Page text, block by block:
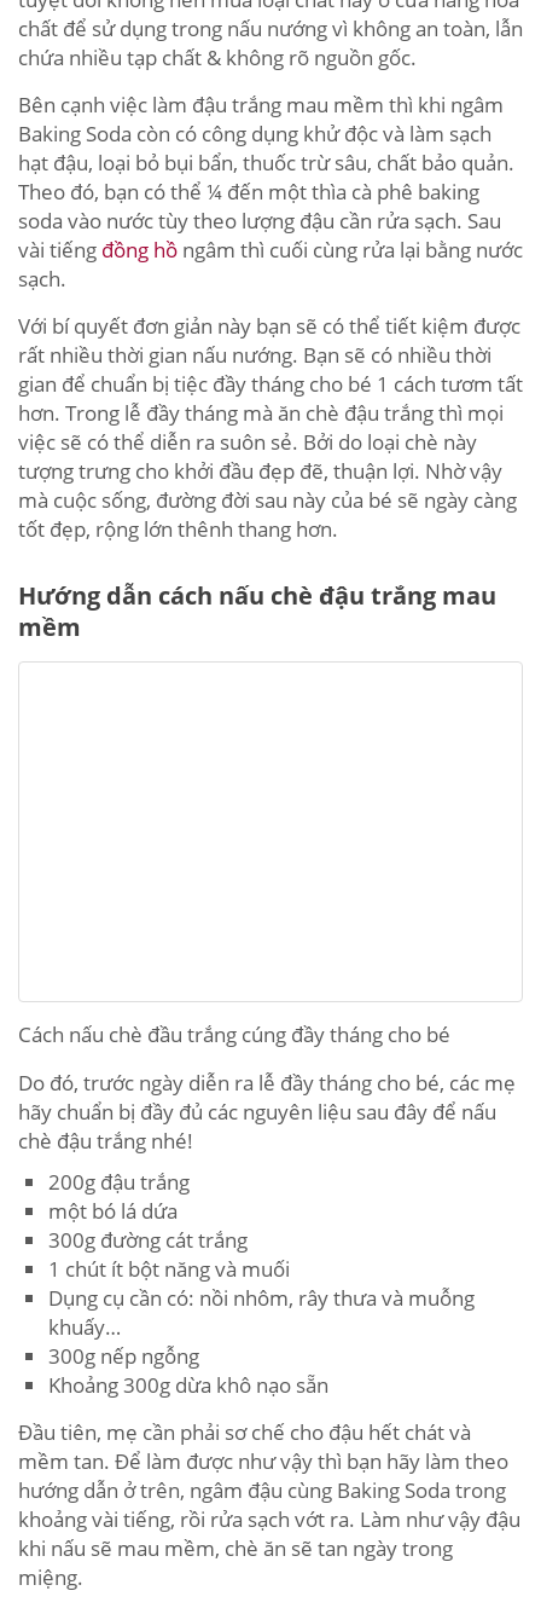
chất để sử dụng trong nấu nướng vì không an toàn, lẫn
chứa nhiều tạp chất & không rõ nguồn gốc.
Bên cạnh việc làm đậu trắng mau mềm thì khi ngâm
Baking Soda còn có công dụng khử độc và làm sạch
hạt đậu, loại bỏ bụi bẩn, thuốc trừ sâu, chất bảo quản.
Theo đó, bạn có thể ¼ đến một thìa cà phê baking
soda vào nước tùy theo lượng đậu cần rửa sạch. Sau
vài tiếng đồng hồ ngâm thì cuối cùng rửa lại bằng nước
sạch.
Với bí quyết đơn giản này bạn sẽ có thể tiết kiệm được
rất nhiều thời gian nấu nướng. Bạn sẽ có nhiều thời
gian để chuẩn bị tiệc đầy tháng cho bé 1 cách tươm tất
hơn. Trong lễ đầy tháng mà ăn chè đậu trắng thì mọi
việc sẽ có thể diễn ra suôn sẻ. Bởi do loại chè này
tượng trưng cho khởi đầu đẹp đẽ, thuận lợi. Nhờ vậy
mà cuộc sống, đường đời sau này của bé sẽ ngày càng
tốt đẹp, rộng lớn thênh thang hơn.
Hướng dẫn cách nấu chè đậu trắng mau
mềm
Cách nấu chè đầu trắng cúng đầy tháng cho bé
Do đó, trước ngày diễn ra lễ đầy tháng cho bé, các mẹ
hãy chuẩn bị đầy đủ các nguyên liệu sau đây để nấu
chè đậu trắng nhé!
200g đậu trắng
một bó lá dứa
300g đường cát trắng
1 chút ít bột năng và muối
Dụng cụ cần có: nồi nhôm, rây thưa và muỗng
khuấy…
300g nếp ngỗng
Khoảng 300g dừa khô nạo sẵn
Đầu tiên, mẹ cần phải sơ chế cho đậu hết chát và
mềm tan. Để làm được như vậy thì bạn hãy làm theo
hướng dẫn ở trên, ngâm đậu cùng Baking Soda trong
khoảng vài tiếng, rồi rửa sạch vớt ra. Làm như vậy đậu
khi nấu sẽ mau mềm, chè ăn sẽ tan ngày trong
miệng.